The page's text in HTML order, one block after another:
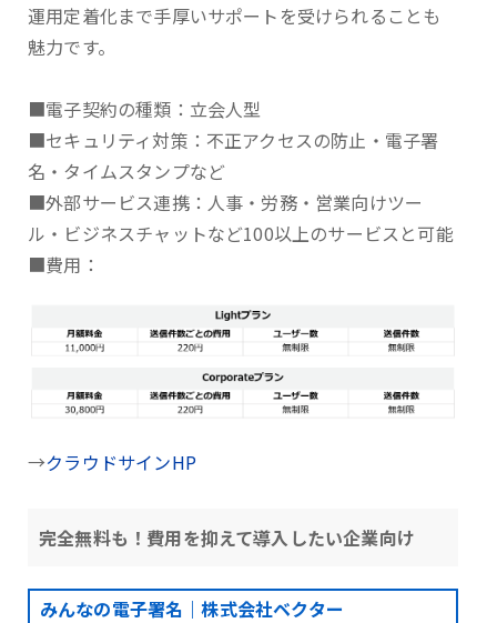
運用定着化まで手厚いサポートを受けられることも
魅力です。
■電子契約の種類：立会人型
■セキュリティ対策：不正アクセスの防止・電子署
名・タイムスタンプなど
■外部サービス連携：人事・労務・営業向けツー
ル・ビジネスチャットなど100以上のサービスと可能
■費用：
→クラウドサインHP
完全無料も！費用を抑えて導入したい企業向け
みんなの電子署名｜株式会社ベクター